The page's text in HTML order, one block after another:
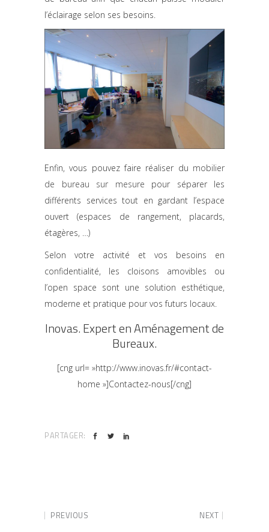
l’éclairage selon ses besoins.
Enfin, vous pouvez faire réaliser du mobilier
de bureau sur mesure pour séparer les
différents services tout en gardant l’espace
ouvert (espaces de rangement, placards,
étagères, …)
Selon votre activité et vos besoins en
confidentialité, les cloisons amovibles ou
l’open space sont une solution esthétique,
moderne et pratique pour vos futurs locaux.
Inovas. Expert en Aménagement de
Bureaux.
[cng url= »http://www.inovas.fr/#contact-
home »]Contactez-nous[/cng]
PARTAGER:
PREVIOUS NEXT